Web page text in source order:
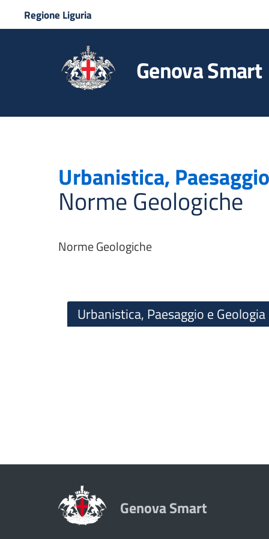
Regione Liguria
Genova Smart
Urbanistica,
Norme Geologiche
Norme Geologiche
Urbanistica, Paesaggio e Geologia
Genova Smart